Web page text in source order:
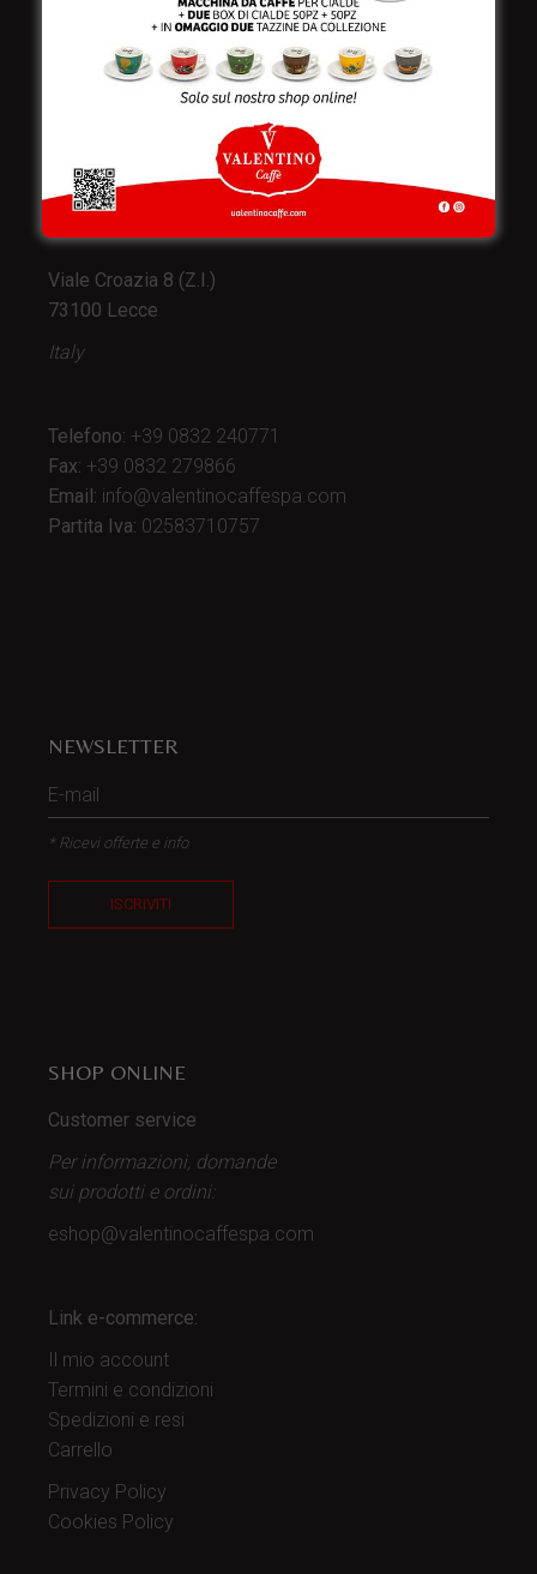
Stabilimento
e produzione:
Viale Croazia 8 (Z.I.)
73100 Lecce
Italy
Telefono: +39 0832 240771
Fax: +39 0832 279866
Email: info@valentinocaffespa.com
Partita Iva: 02583710757
NEWSLETTER
* Ricevi offerte e info
ISCRIVITI
SHOP ONLINE
Customer service
Per informazioni, domande
sui prodotti e ordini:
eshop@valentinocaffespa.com
Link e-commerce:
Il mio account
Termini e condizioni
Spedizioni e resi
Carrello
Privacy Policy
Cookies Policy